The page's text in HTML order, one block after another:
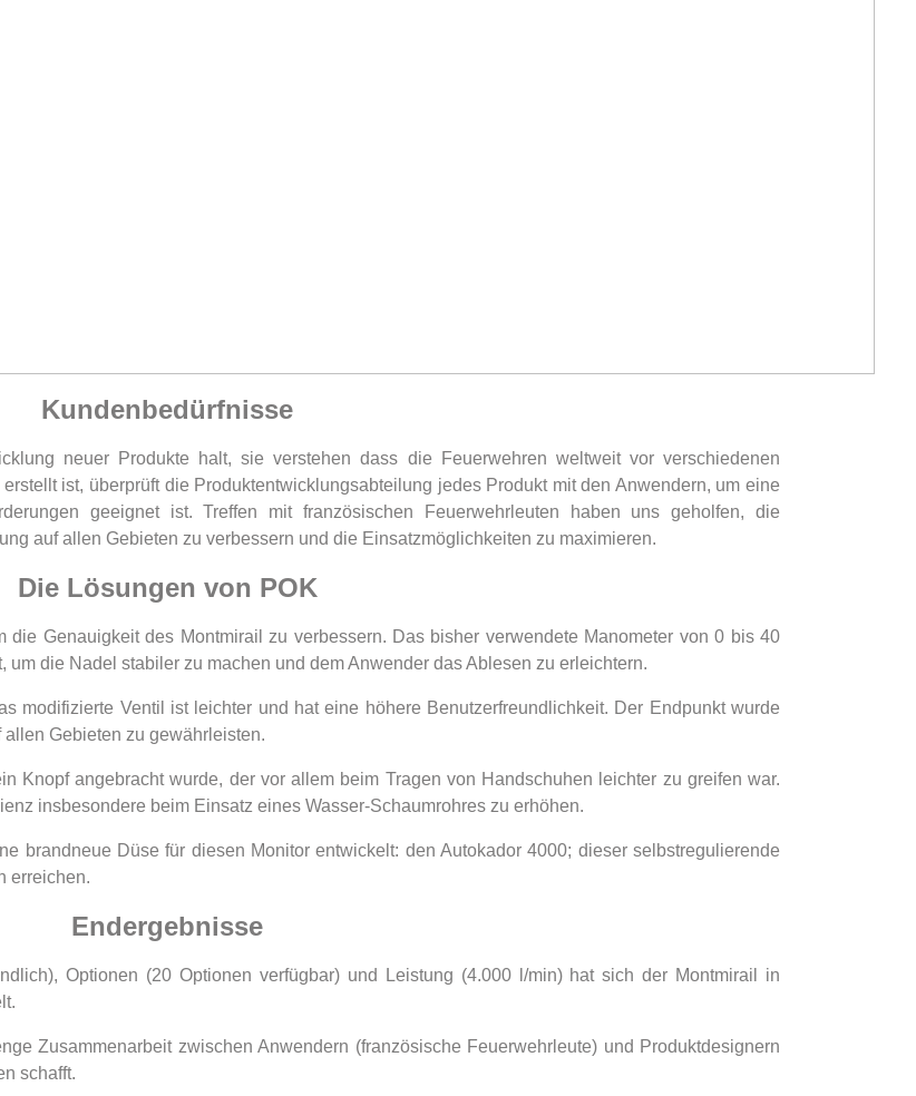
Kundenbedürfnisse
neuer Produkte halt, sie verstehen dass die Feuerwehren weltweit vor verschiedenen
ist, überprüft die Produktentwicklungsabteilung jedes Produkt mit den Anwendern, um eine
geeignet ist. Treffen mit französischen Feuerwehrleuten haben uns geholfen, die
auf allen Gebieten zu verbessern und die Einsatzmöglichkeiten zu maximieren.
Die Lösungen von POK
die Genauigkeit des Montmirail zu verbessern. Das bisher verwendete Manometer von 0 bis 40
die Nadel stabiler zu machen und dem Anwender das Ablesen zu erleichtern.
modifizierte Ventil ist leichter und hat eine höhere Benutzerfreundlichkeit. Der Endpunkt wurde
Gebieten zu gewährleisten.
Knopf angebracht wurde, der vor allem beim Tragen von Handschuhen leichter zu greifen war.
insbesondere beim Einsatz eines Wasser-Schaumrohres zu erhöhen.
brandneue Düse für diesen Monitor entwickelt: den Autokador 4000; dieser selbstregulierende
erreichen.
Endergebnisse
Optionen (20 Optionen verfügbar) und Leistung (4.000 l/min) hat sich der Montmirail in
Zusammenarbeit zwischen Anwendern (französische Feuerwehrleute) und Produktdesignern
schafft.